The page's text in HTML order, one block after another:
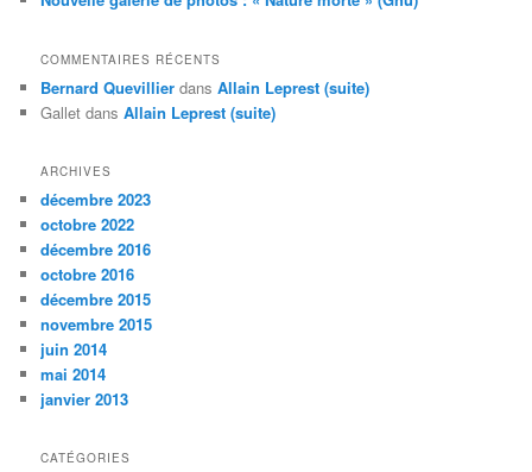
COMMENTAIRES RÉCENTS
Bernard Quevillier dansAllain Leprest (suite)
Gallet dansAllain Leprest (suite)
ARCHIVES
décembre 2023
octobre 2022
décembre 2016
octobre 2016
décembre 2015
novembre 2015
juin 2014
mai 2014
janvier 2013
CATÉGORIES